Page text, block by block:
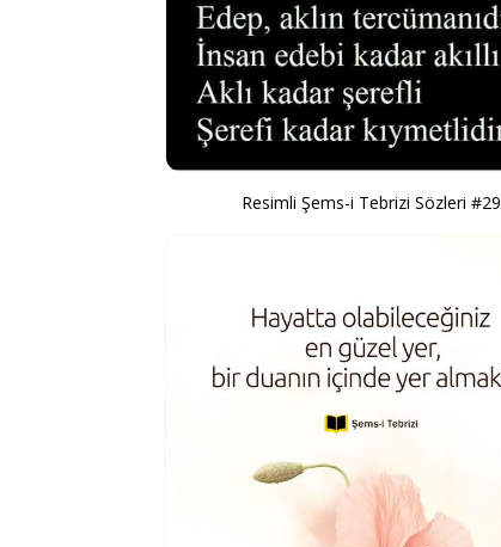
Resimli Şems-i Tebrizi Sözleri #29